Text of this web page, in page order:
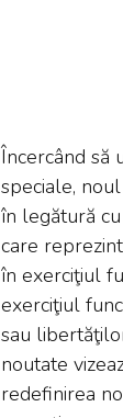
Încercând să
speciale,
în legătură
care
în exerciţiul
exerciţiul
sau
noutate
redefinirea